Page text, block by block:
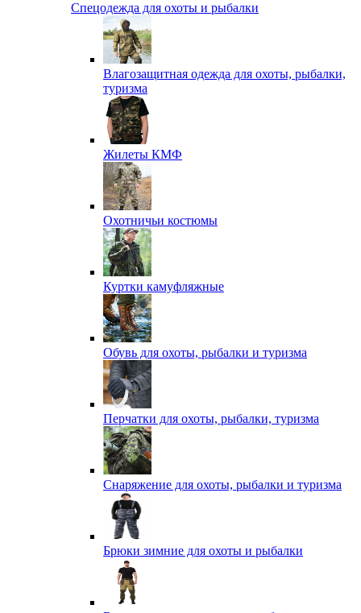
Спецодежда для охоты и рыбалки
Влагозащитная одежда для охоты, рыбалки,
туризма
Жилеты КМФ
Охотничьи костюмы
Куртки камуфляжные
Обувь для охоты, рыбалки и туризма
Перчатки для охоты, рыбалки, туризма
Снаряжение для охоты, рыбалки и туризма
Брюки зимние для охоты и рыбалки